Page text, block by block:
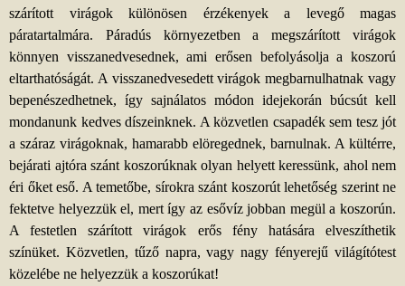
szárított virágok különösen érzékenyek a levegő magas
páratartalmára. Páradús környezetben a megszárított virágok
könnyen visszanedvesednek, ami erősen befolyásolja a koszorú
eltarthatóságát. A visszanedvesedett virágok megbarnulhatnak vagy
bepenészedhetnek, így sajnálatos módon idejekorán búcsút kell
mondanunk kedves díszeinknek. A közvetlen csapadék sem tesz jót
a száraz virágoknak, hamarabb elöregednek, barnulnak. A kültérre,
bejárati ajtóra szánt koszorúknak olyan helyett keressünk, ahol nem
éri őket eső. A temetőbe, sírokra szánt koszorút lehetőség szerint ne
fektetve helyezzük el, mert így az esővíz jobban megül a koszorún.
A festetlen szárított virágok erős fény hatására elveszíthetik
színüket. Közvetlen, tűző napra, vagy nagy fényerejű világítótest
közelébe ne helyezzük a koszorúkat!